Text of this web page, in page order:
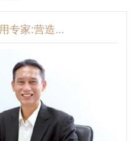
专家:营造...